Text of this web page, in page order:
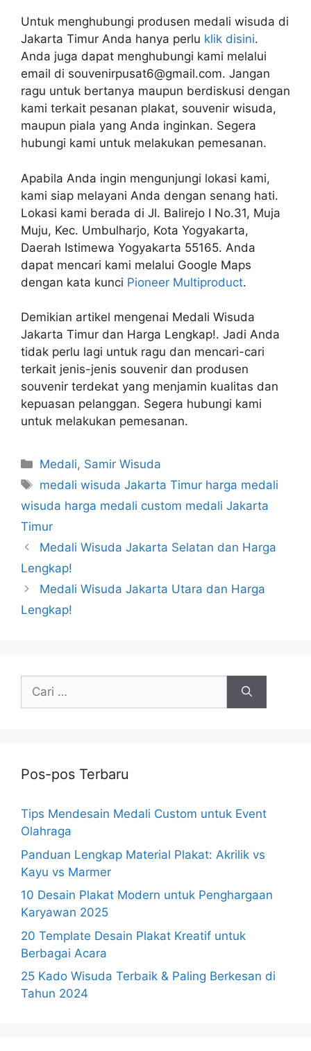
Untuk menghubungi produsen medali wisuda di
Jakarta Timur Anda hanya perlu klik disini.
Anda juga dapat menghubungi kami melalui
email di souvenirpusat6@gmail.com. Jangan
ragu untuk bertanya maupun berdiskusi dengan
kami terkait pesanan plakat, souvenir wisuda,
maupun piala yang Anda inginkan. Segera
hubungi kami untuk melakukan pemesanan.
Apabila Anda ingin mengunjungi lokasi kami,
kami siap melayani Anda dengan senang hati.
Lokasi kami berada di Jl. Balirejo I No.31, Muja
Muju, Kec. Umbulharjo, Kota Yogyakarta,
Daerah Istimewa Yogyakarta 55165. Anda
dapat mencari kami melalui Google Maps
dengan kata kunci Pioneer Multiproduct.
Demikian artikel mengenai Medali Wisuda
Jakarta Timur dan Harga Lengkap!. Jadi Anda
tidak perlu lagi untuk ragu dan mencari-cari
terkait jenis-jenis souvenir dan produsen
souvenir terdekat yang menjamin kualitas dan
kepuasan pelanggan. Segera hubungi kami
untuk melakukan pemesanan.
Kategori
Medali, Samir Wisuda
Tag
medali wisuda Jakarta Timur harga medali
wisuda harga medali custom medali Jakarta
Timur
Medali Wisuda Jakarta Selatan dan Harga
Lengkap!
Medali Wisuda Jakarta Utara dan Harga
Lengkap!
Cari
Pos-pos Terbaru
Tips Mendesain Medali Custom untuk Event
Olahraga
Panduan Lengkap Material Plakat: Akrilik vs
Kayu vs Marmer
10 Desain Plakat Modern untuk Penghargaan
Karyawan 2025
20 Template Desain Plakat Kreatif untuk
Berbagai Acara
25 Kado Wisuda Terbaik & Paling Berkesan di
Tahun 2024